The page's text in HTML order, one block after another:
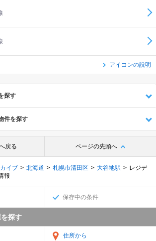
アイコンの説明
探す
件を探す
戻る ページの先頭へ
イブ 北海道 札幌市清田区 大谷地駅
レジデ
報
保存中の条件
探す
住所から